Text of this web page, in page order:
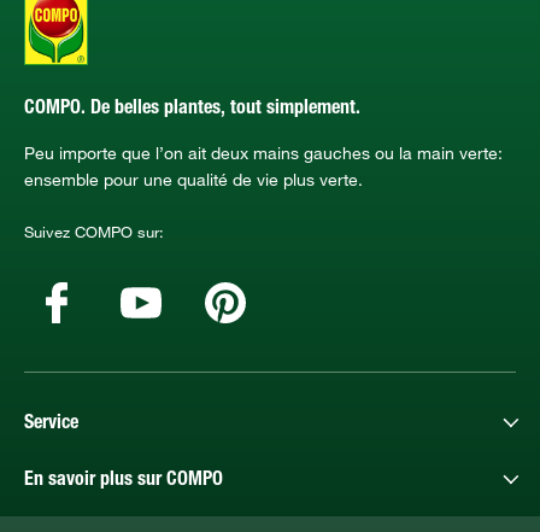
COMPO. De belles plantes, tout simplement.
Peu importe que l’on ait deux mains gauches ou la main verte:
ensemble pour une qualité de vie plus verte.
Suivez COMPO sur:
Service
En savoir plus sur COMPO